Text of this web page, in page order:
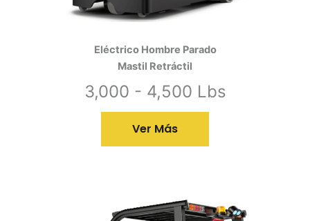
Eléctrico Hombre Parado
Mastil Retráctil
3,000 - 4,500 Lbs
Ver Más